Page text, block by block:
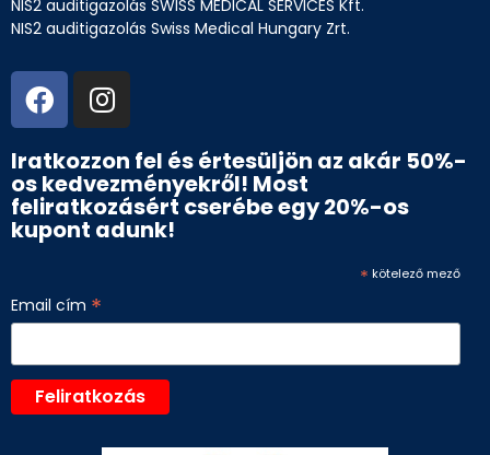
NIS2 auditigazolás SWISS MEDICAL SERVICES Kft.
NIS2 auditigazolás Swiss Medical Hungary Zrt.
Iratkozzon fel és értesüljön az akár 50%-
os kedvezményekről! Most
feliratkozásért cserébe egy 20%-os
kupont adunk!
* kötelező mező
Email cím *